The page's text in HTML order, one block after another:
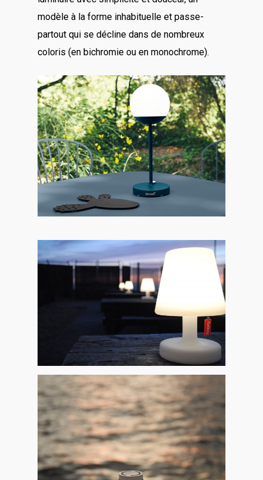
modèle à la forme inhabituelle et passe-
partout qui se décline dans de nombreux
coloris (en bichromie ou en monochrome).